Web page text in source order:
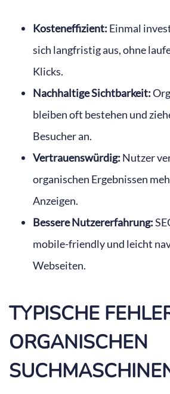
Kosteneffizient: Einmal
sich langfristig aus, ohne
Klicks.
Nachhaltige Sichtbarkeit:
bleiben oft bestehen und
Besucher an.
Vertrauenswürdig: Nutzer
organischen Ergebnissen
Anzeigen.
Bessere Nutzererfahrung:
mobile-friendly und leicht
Webseiten.
TYPISCHE
ORGANISCHEN